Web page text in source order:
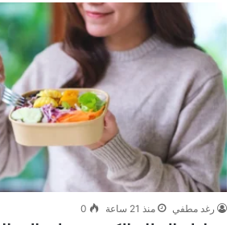
رغد مطفي منذ 21 ساعة 0